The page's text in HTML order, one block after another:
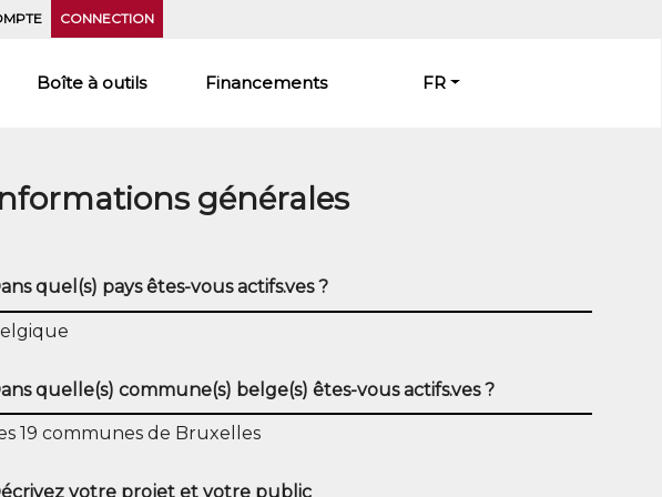
CONNECTION
Boîte à outils Financements FR
générales
quel(s) pays êtes-vous actifs.ves ?
quelle(s) commune(s) belge(s) êtes-vous actifs.ves ?
19 communes de Bruxelles
votre projet et votre public